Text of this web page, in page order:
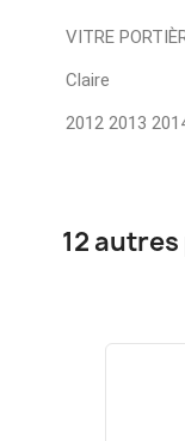
VITRE
Claire
2012 2013
12